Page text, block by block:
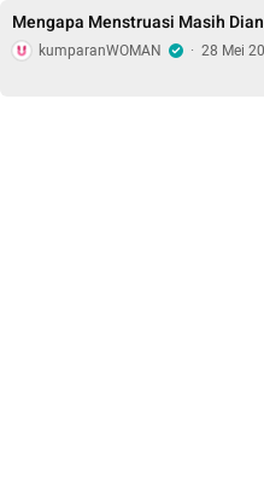
Mengapa Menstruasi Masih
kumparanWOMAN · 28 Mei